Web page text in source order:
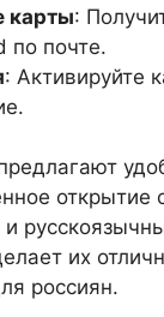
карты:
по почте.
: Активируйте
открытие
их
россиян.